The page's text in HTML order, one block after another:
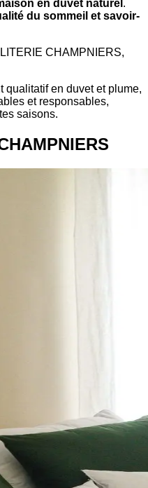
en duvet naturel .
du sommeil et savoir-
CHAMPNIERS,
qualitatif en duvet et plume,
et responsables,
saisons.